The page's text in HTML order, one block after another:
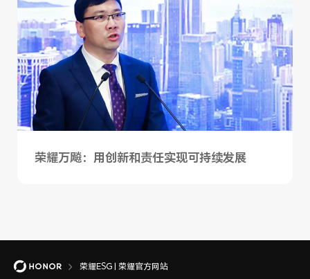
荣耀万飚：用创新和责任实现可持续发展
荣耀ESG | 荣耀官方网站